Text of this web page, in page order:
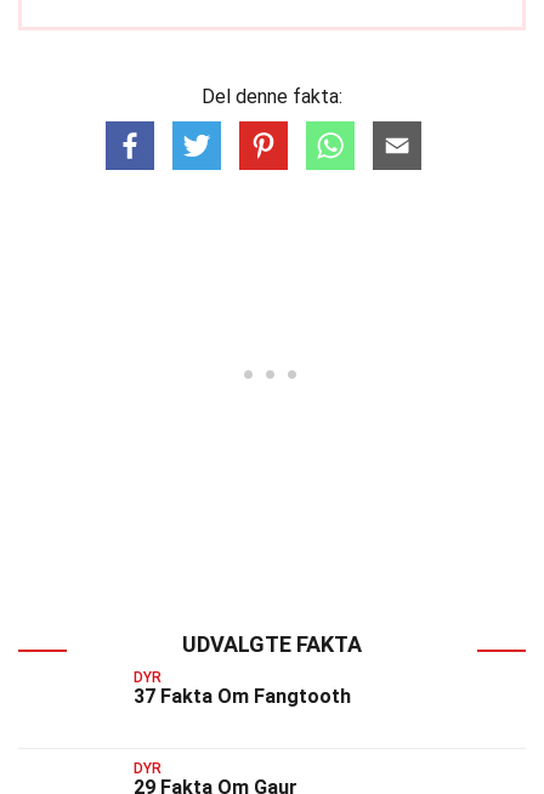
Del denne fakta:
UDVALGTE FAKTA
DYR
37 Fakta Om Fangtooth
DYR
29 Fakta Om Gaur